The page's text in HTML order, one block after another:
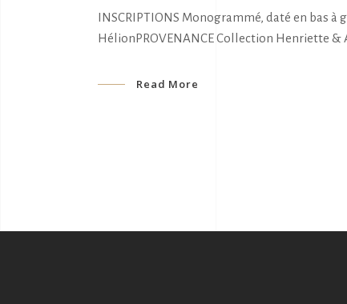
INSCRIPTIONS Monogrammé, daté en bas à
HélionPROVENANCE Collection Henriette
Read More